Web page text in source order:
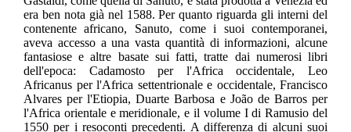
era ben nota già nel 1588. Per quanto riguarda gli interni del
contenente africano, Sanuto, come i suoi contemporanei,
aveva accesso a una vasta quantità di informazioni, alcune
fantasiose e altre basate sui fatti, tratte dai numerosi libri
dell'epoca: Cadamosto per l'Africa occidentale, Leo
Africanus per l'Africa settentrionale e occidentale, Francisco
Alvares per l'Etiopia, Duarte Barbosa e João de Barros per
l'Africa orientale e meridionale, e il volume I di Ramusio del
1550 per i resoconti precedenti. A differenza di alcuni suoi